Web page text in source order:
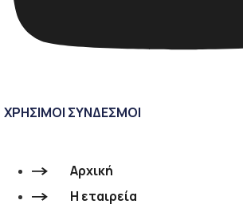
ΧΡΗΣΙΜΟΙ ΣΥΝΔΕΣΜΟΙ
Αρχική
Η εταιρεία